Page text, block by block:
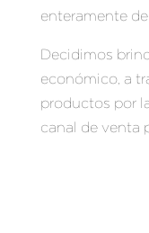
enteramente
Decidimos
económico, a
productos por
canal de venta